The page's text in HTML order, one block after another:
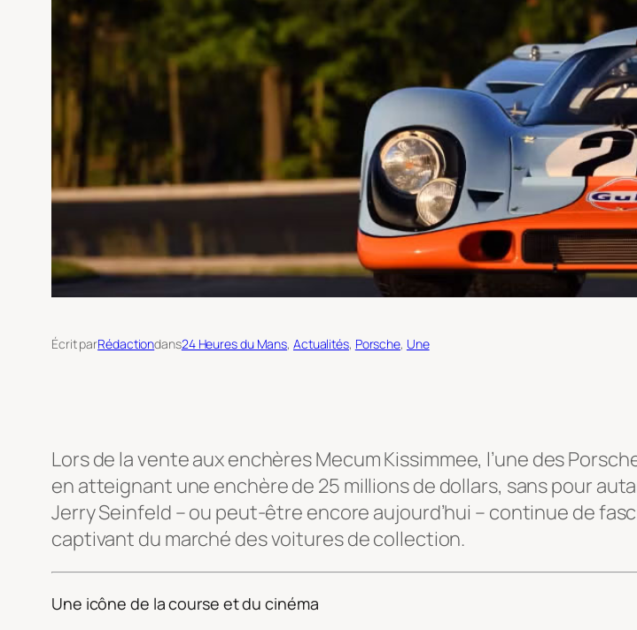
Écrit parRédactiondans24 Heures du Mans, Actualités, Porsche, Une
Lors de la vente aux enchères Mecum Kissimmee, l’une des
en atteignant une enchère de 25 millions de dollars, sans pour
Jerry Seinfeld – ou peut-être encore aujourd’hui – continue de
captivant du marché des voitures de collection.
Une icône de la course et du cinéma